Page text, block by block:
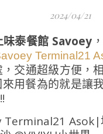
2024/04/21
味泰餐館 Savoey
Terminal21
交通超級方便，
用餐為的就是讓